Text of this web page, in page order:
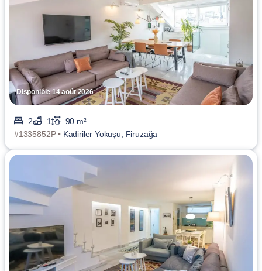
Disponible 14 août 2026
2 1
90 m²
#1335852P • Kadiriler Yokuşu, Firuzağa